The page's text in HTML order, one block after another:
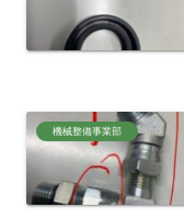
機械整備事業部